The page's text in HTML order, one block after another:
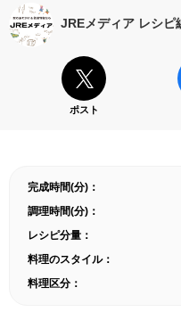
JREメディア レシピ
ポスト
完成時間(分)：
調理時間(分)：
レシピ分量：
料理のスタイル：
料理区分：